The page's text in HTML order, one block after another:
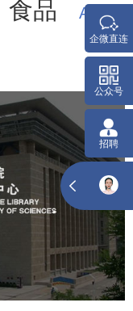
食品
APP
报中心